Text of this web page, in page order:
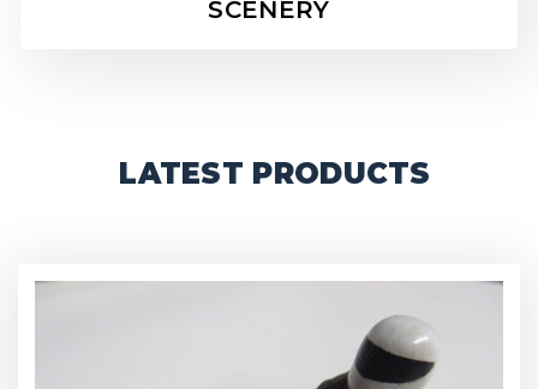
SCENERY
LATEST PRODUCTS